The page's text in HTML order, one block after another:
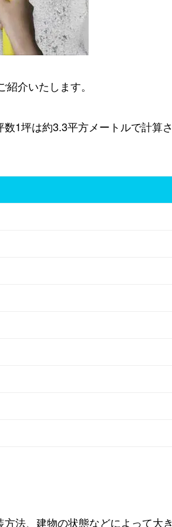
介いたします。
1坪は約3.3平方メートルで計算さ
法、建物の状態などによって大き